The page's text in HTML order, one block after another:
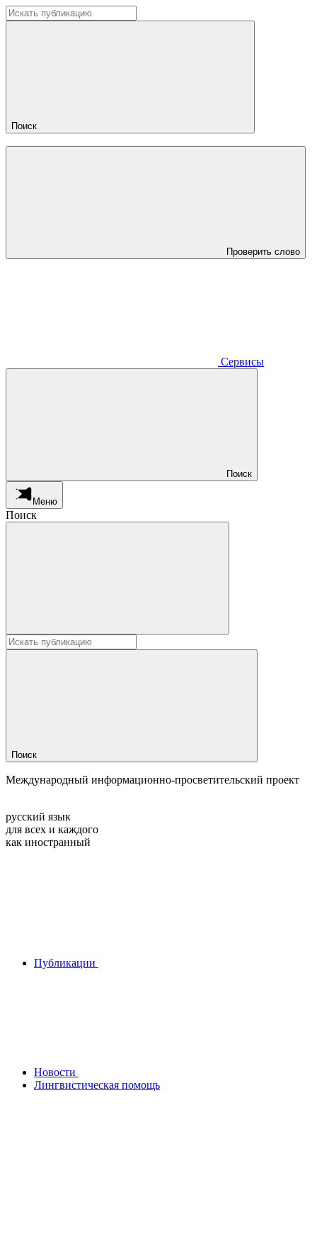
Поиск
Проверить слово
Сервисы
Поиск
Меню
Поиск
Поиск
Международный информационно-просветительский проект
русский язык
для всех и каждого
как иностранный
Публикации
Новости
Лингвистическая помощь